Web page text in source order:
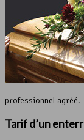
professionnel agréé.
Tarif d’un